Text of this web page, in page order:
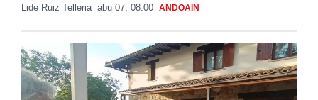
Lide Ruiz Telleria abu 07, 08:00 ANDOAIN